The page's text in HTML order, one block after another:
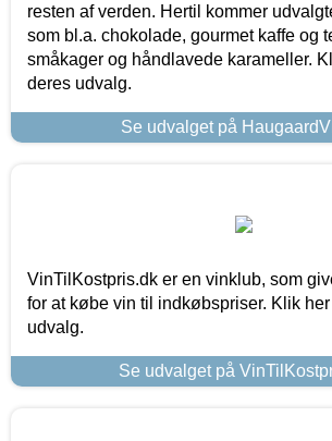
resten af verden. Hertil kommer
som bl.a. chokolade, gourmet kaffe og
småkager og håndlavede karameller.
deres udvalg.
Se udvalget på
VinTilKostpris.dk er en vinklub, som
for at købe vin til indkøbspriser. Klik
udvalg.
Se udvalget på